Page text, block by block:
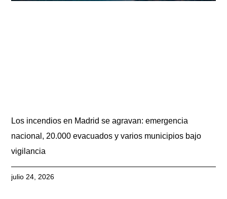
Los incendios en Madrid se agravan: emergencia
nacional, 20.000 evacuados y varios municipios bajo
vigilancia
julio 24, 2026